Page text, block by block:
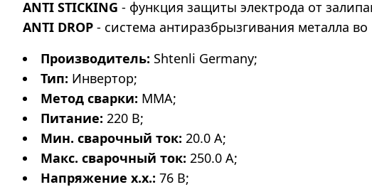
ANTI STICKING - функция защиты электрода от
ANTI DROP - система антиразбрызгивания металла
Производитель: Shtenli Germany;
Тип: Инвертор;
Метод сварки: MMA;
Питание: 220 В;
Мин. сварочный ток: 20.0 А;
Макс. сварочный ток: 250.0 А;
Напряжение х.х.: 76 В;